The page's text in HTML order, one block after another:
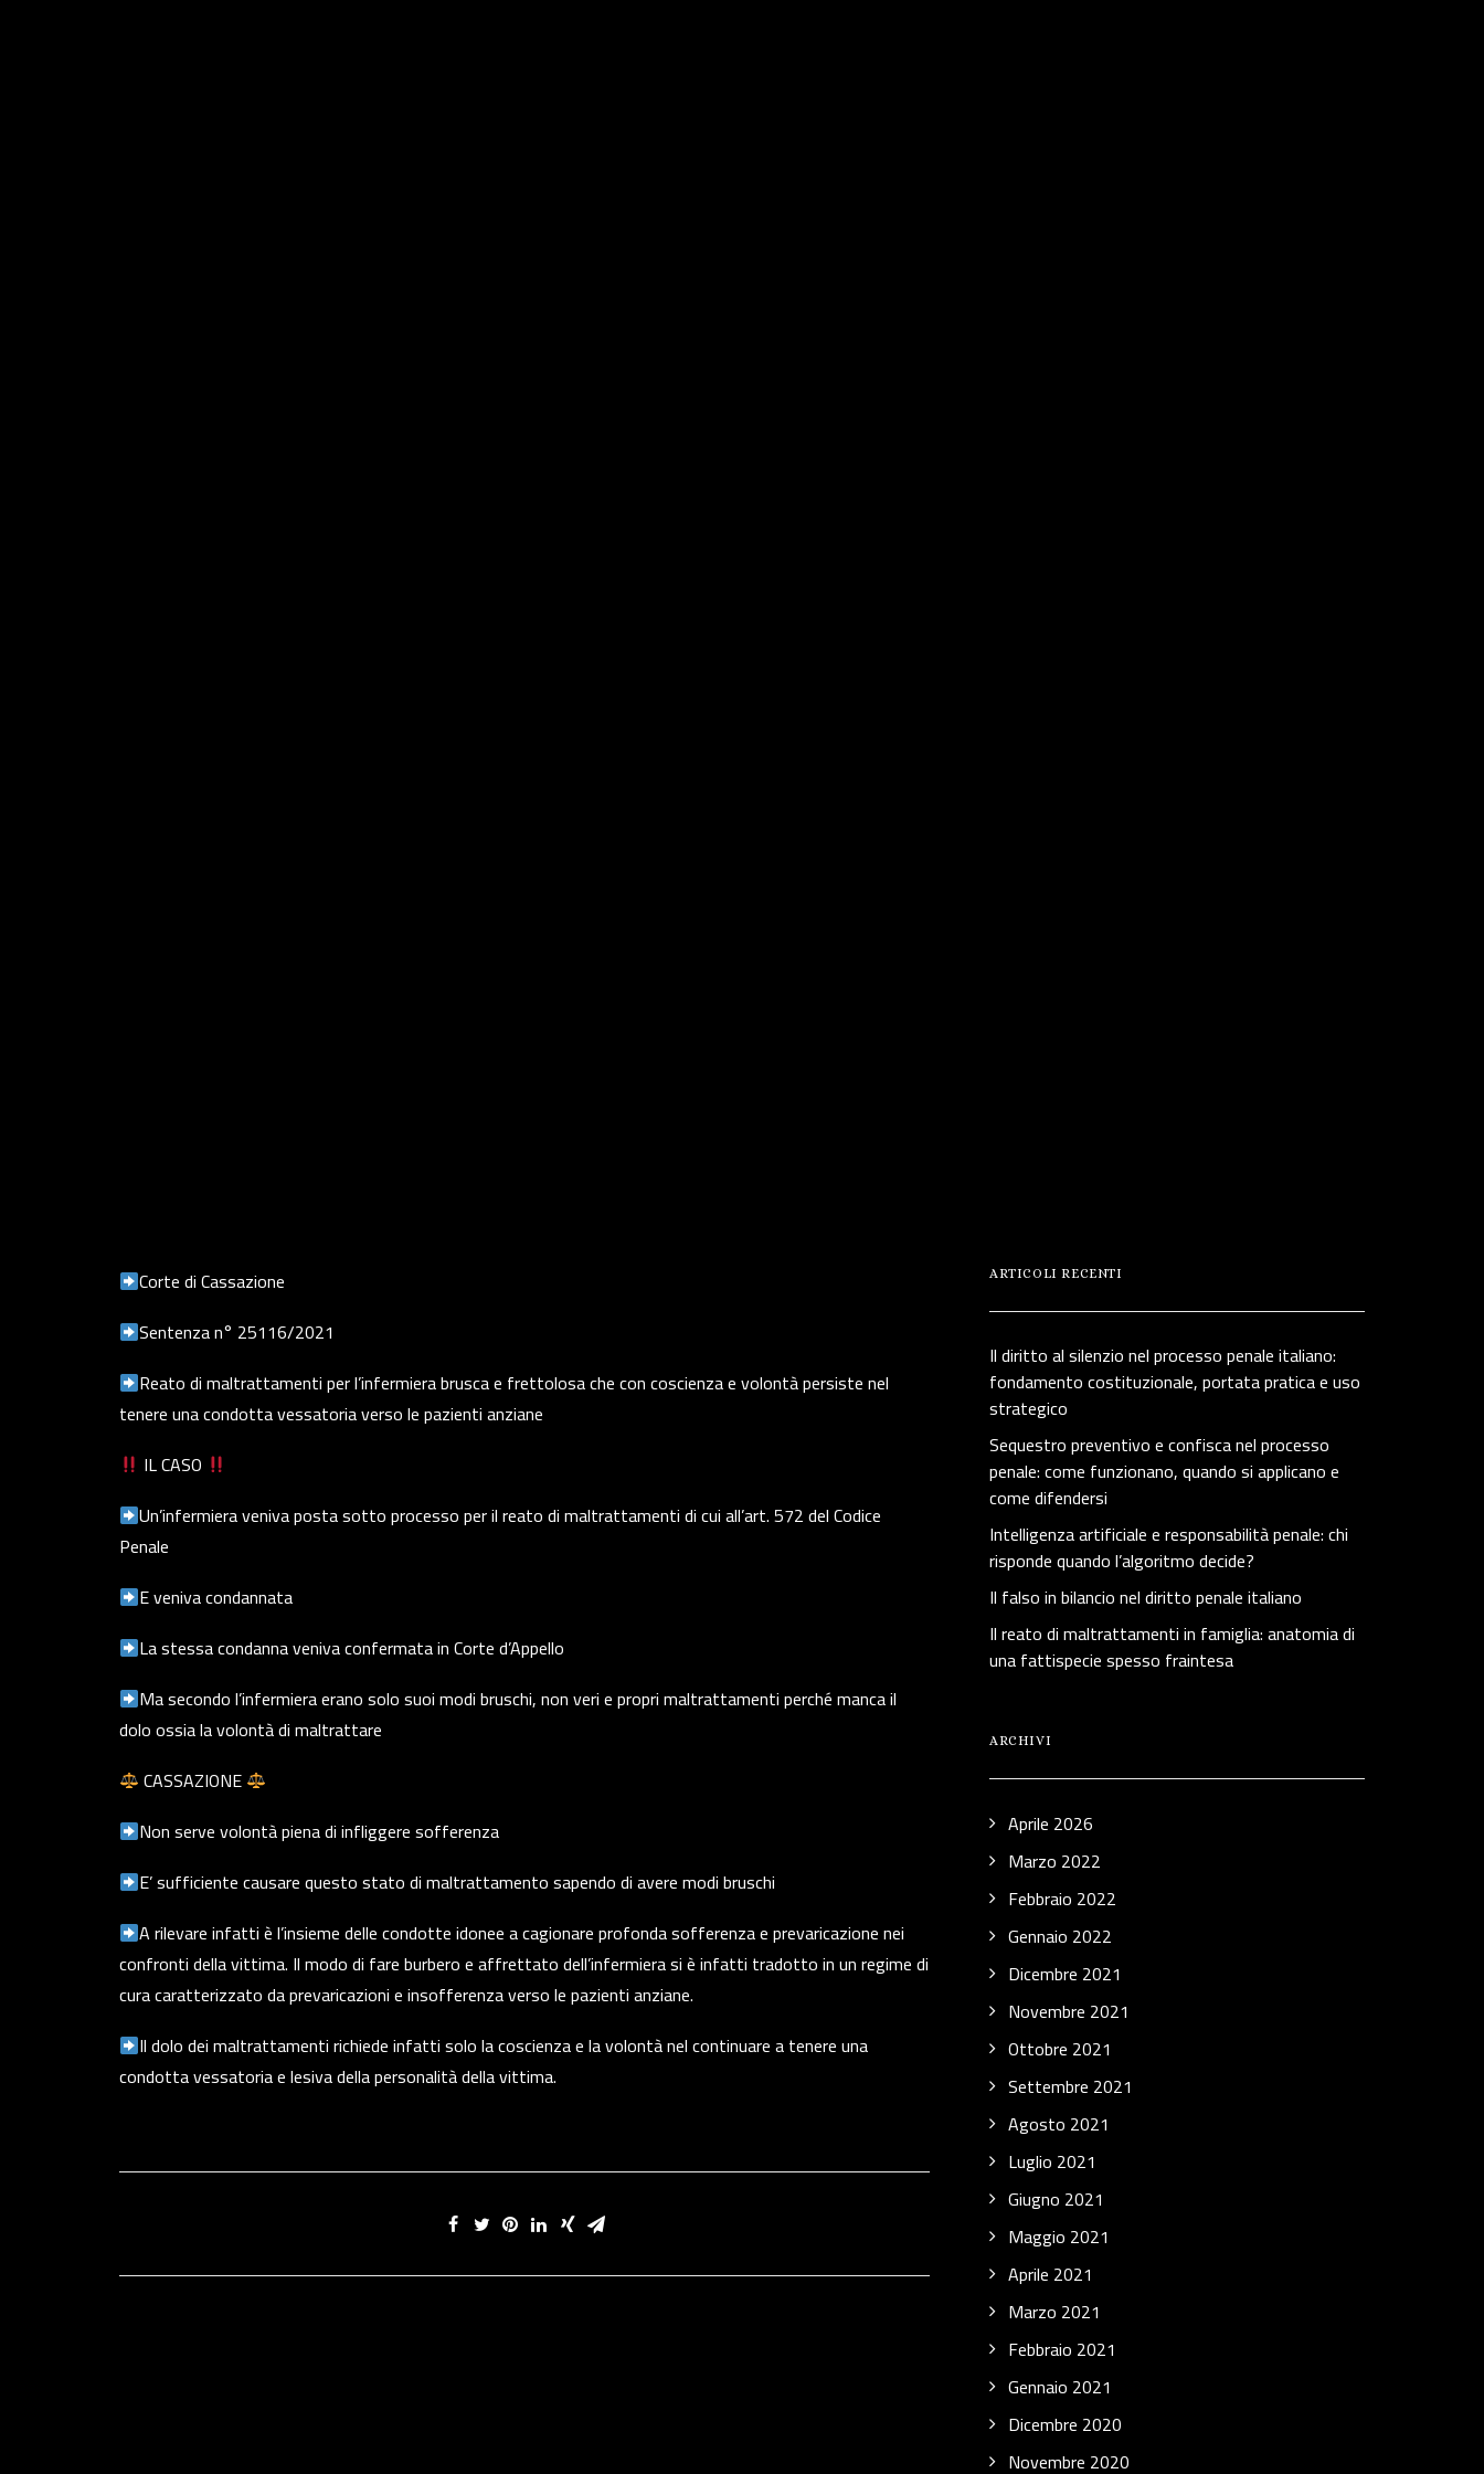
Corte di Cassazione
Sentenza n° 25116/2021
Reato di maltrattamenti per l’infermiera brusca e frettolosa che con coscienza e volontà persiste nel
tenere una condotta vessatoria verso le pazienti anziane
IL CASO
Un’infermiera veniva posta sotto processo per il reato di maltrattamenti di cui all’art. 572 del Codice
Penale
E veniva condannata
La stessa condanna veniva confermata in Corte d’Appello
Ma secondo l’infermiera erano solo suoi modi bruschi, non veri e propri maltrattamenti perché manca il
dolo ossia la volontà di maltrattare
CASSAZIONE
Non serve volontà piena di infliggere sofferenza
E’ sufficiente causare questo stato di maltrattamento sapendo di avere modi bruschi
A rilevare infatti è l’insieme delle condotte idonee a cagionare profonda sofferenza e prevaricazione nei
confronti della vittima. Il modo di fare burbero e affrettato dell’infermiera si è infatti tradotto in un regime di
cura caratterizzato da prevaricazioni e insofferenza verso le pazienti anziane.
Il dolo dei maltrattamenti richiede infatti solo la coscienza e la volontà nel continuare a tenere una
condotta vessatoria e lesiva della personalità della vittima.
ARTICOLI RECENTI
Il diritto al silenzio nel processo penale italiano:
fondamento costituzionale, portata pratica e uso
strategico
Sequestro preventivo e confisca nel processo
penale: come funzionano, quando si applicano e
come difendersi
Intelligenza artificiale e responsabilità penale: chi
risponde quando l’algoritmo decide?
Il falso in bilancio nel diritto penale italiano
Il reato di maltrattamenti in famiglia: anatomia di
una fattispecie spesso fraintesa
ARCHIVI
Aprile 2026
Marzo 2022
Febbraio 2022
Gennaio 2022
Dicembre 2021
Novembre 2021
Ottobre 2021
Settembre 2021
Agosto 2021
Luglio 2021
Giugno 2021
Maggio 2021
Aprile 2021
Marzo 2021
Febbraio 2021
Gennaio 2021
Dicembre 2020
Novembre 2020